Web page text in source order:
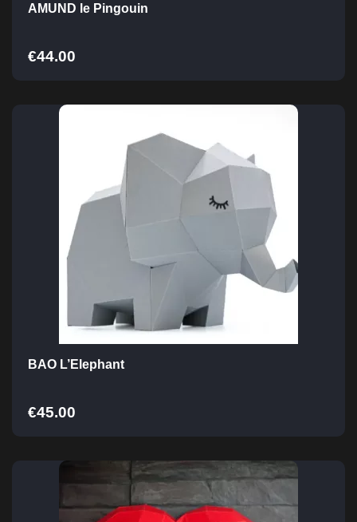
AMUND le Pingouin
€44.00
BAO L’Elephant
€45.00